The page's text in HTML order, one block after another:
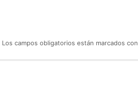
Los campos obligatorios están marcados con